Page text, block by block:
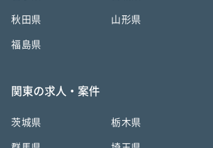
秋田県 山形県
福島県
関東の求人・案件
茨城県 栃木県